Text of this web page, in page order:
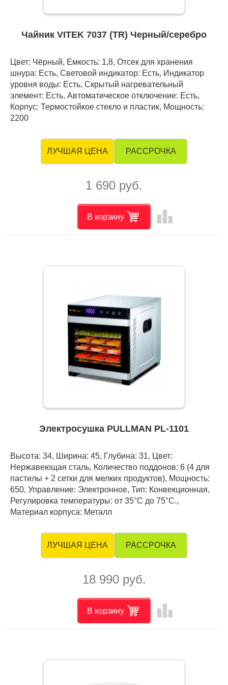
Чайник VITEK 7037 (TR) Черный/серебро
Цвет: Чёрный, Емкость: 1,8, Отсек для хранения
шнура: Есть, Световой индикатор: Есть, Индикатор
уровня воды: Есть, Скрытый нагревательный
элемент: Есть, Автоматическое отключение: Есть,
Корпус: Термостойкое стекло и пластик, Мощность:
2200
ЛУЧШАЯ ЦЕНА РАССРОЧКА
1 690 руб.
В корзину leaderboard
Электросушка PULLMAN PL-1101
Высота: 34, Ширина: 45, Глубина: 31, Цвет:
Нержавеющая сталь, Количество поддонов: 6 (4 для
пастилы + 2 сетки для мелких продуктов), Мощность:
650, Управление: Электронное, Тип: Конвекционная,
Регулировка температуры: от 35°С до 75°С.,
Материал корпуса: Металл
ЛУЧШАЯ ЦЕНА РАССРОЧКА
18 990 руб.
В корзину leaderboard